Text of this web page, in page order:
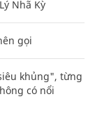
Nhã Kỳ
gọi
khủng", từng
có nổi